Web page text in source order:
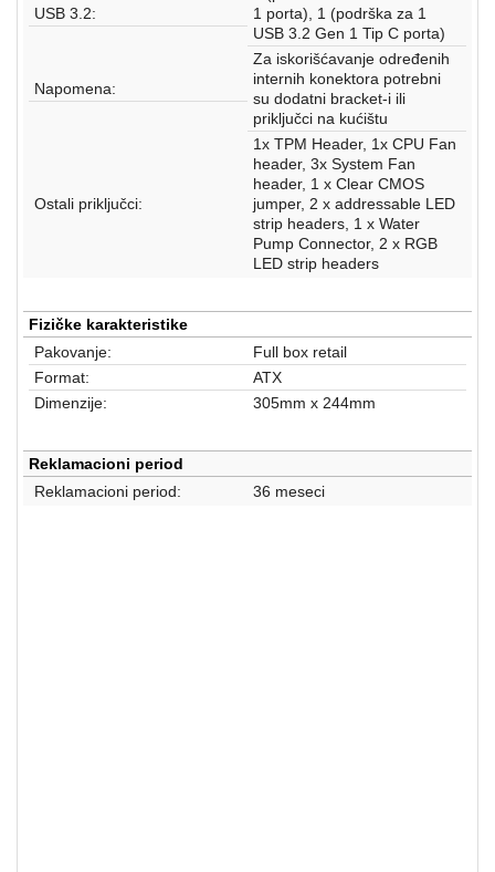
USB 3.2:
1 porta), 1 (podrška za 1
USB 3.2 Gen 1 Tip C porta)
Napomena:
Za iskorišćavanje određenih
internih konektora potrebni
su dodatni bracket-i ili
priključci na kućištu
Ostali priključci:
1x TPM Header, 1x CPU Fan
header, 3x System Fan
header, 1 x Clear CMOS
jumper, 2 x addressable LED
strip headers, 1 x Water
Pump Connector, 2 x RGB
LED strip headers
Fizičke karakteristike
Pakovanje:
Full box retail
Format:
ATX
Dimenzije:
305mm x 244mm
Reklamacioni period
Reklamacioni period:
36 meseci